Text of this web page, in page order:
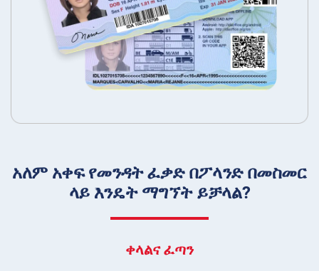
አለም አቀፍ የመንዳት ፈቃድ በፖላንድ በመስመር
ላይ እንዴት ማግኘት ይቻላል?
ቀላልና ፈጣን